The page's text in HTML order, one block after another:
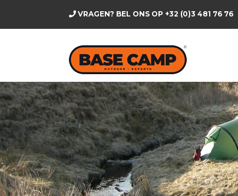
VRAGEN? BEL ONS OP +32 (0)3 481 76 76